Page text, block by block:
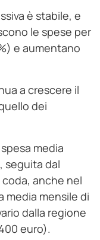
è stabile, e
le spese per
e aumentano
a crescere il
dei
media
seguita dal
anche nel
media mensile di
dalla regione
euro).